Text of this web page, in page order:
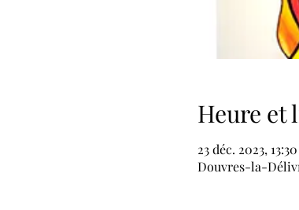
Heure et
23 déc. 2023,
Douvres-la-